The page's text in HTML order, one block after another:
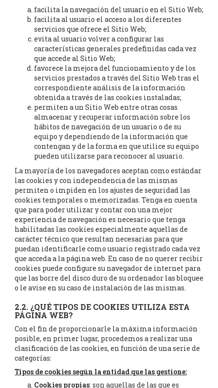
facilita la navegación del usuario en el Sitio Web;
facilita al usuario el acceso a los diferentes
servicios que ofrece el Sitio Web;
evita al usuario volver a configurar las
características generales predefinidas cada vez
que accede al Sitio Web;
favorece la mejora del funcionamiento y de los
servicios prestados a través del Sitio Web tras el
correspondiente análisis de la información
obtenida a través de las cookies instaladas;
permiten a un Sitio Web entre otras cosas
almacenar y recuperar información sobre los
hábitos de navegación de un usuario o de su
equipo y dependiendo de la información que
contengan y de la forma en que utilice su equipo
pueden utilizarse para reconocer al usuario.
La mayoría de los navegadores aceptan como estándar
las cookies y con independencia de las mismas
permiten o impiden en los ajustes de seguridad las
cookies temporales o memorizadas. Tenga en cuenta
que para poder utilizar y contar con una mejor
experiencia de navegación es necesario que tenga
habilitadas las cookies especialmente aquellas de
carácter técnico que resultan necesarias para que
puedan identificarle como usuario registrado cada vez
que acceda a la página web. En caso de no querer recibir
cookies puede configure su navegador de internet para
que las borre del disco duro de su ordenador las bloquee
o le avise en su caso de instalación de las mismas.
2.2. ¿QUÉ TIPOS DE COOKIES UTILIZA ESTA
PÁGINA WEB?
Con el fin de proporcionarle la máxima información
posible, en primer lugar, procedemos a realizar una
clasificación de las cookies, en función de una serie de
categorías:
Tipos de cookies según la entidad que las gestione:
Cookies propias: son aquellas de las que es